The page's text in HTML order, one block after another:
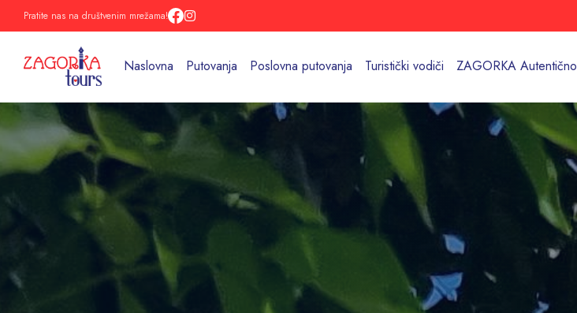
Pratite nas na društvenim mrežama!
Naslovna Putovanja Poslovna putovanja Turistički vodiči ZAGORKA Autentično